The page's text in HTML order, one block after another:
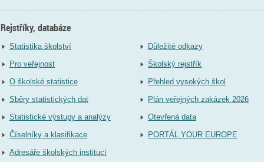
Rejstříky, databáze
Statistika školství
Pro veřejnost
O školské statistice
Sběry statistických dat
Statistické výstupy a analýzy
Číselníky a klasifikace
Adresáře školských institucí
Důležité odkazy
Školský rejstřík
Přehled vysokých škol
Plán veřejných zakázek 2026
Otevřená data
PORTÁL YOUR EUROPE